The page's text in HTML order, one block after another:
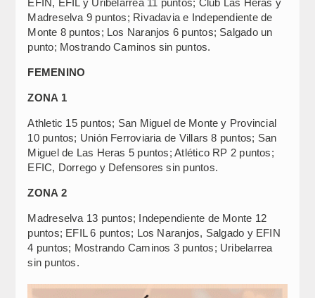
Madreselva 9 puntos; Rivadavia e Independiente de
Monte 8 puntos; Los Naranjos 6 puntos; Salgado un
punto; Mostrando Caminos sin puntos.
FEMENINO
ZONA 1
Athletic 15 puntos; San Miguel de Monte y Provincial
10 puntos; Unión Ferroviaria de Villars 8 puntos; San
Miguel de Las Heras 5 puntos; Atlético RP 2 puntos;
EFIC, Dorrego y Defensores sin puntos.
ZONA 2
Madreselva 13 puntos; Independiente de Monte 12
puntos; EFIL 6 puntos; Los Naranjos, Salgado y EFIN
4 puntos; Mostrando Caminos 3 puntos; Uribelarrea
sin puntos.